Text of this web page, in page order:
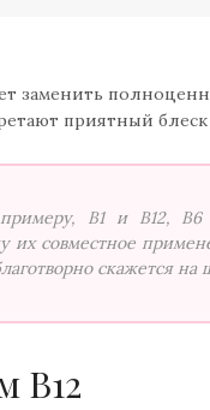
заменить
приятный
В1 и В12, В6
их совместное
скажется на
В12